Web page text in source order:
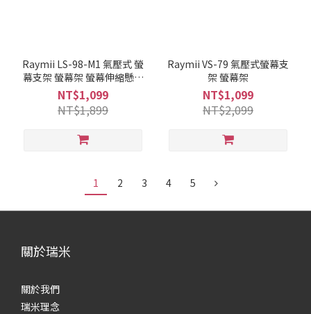
Raymii LS-98-M1 氣壓式 螢
幕支架 螢幕架 螢幕伸縮懸掛
支架
NT$1,099
NT$1,899
Raymii VS-79 氣壓式螢幕支
架 螢幕架
NT$1,099
NT$2,099
1 2 3 4 5
關於瑞米
關於我們
瑞米理念